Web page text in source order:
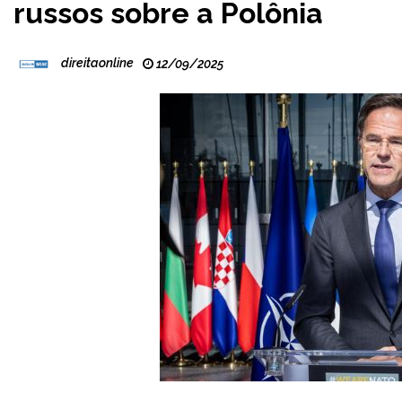
russos sobre a Polônia
direitaonline 12/09/2025